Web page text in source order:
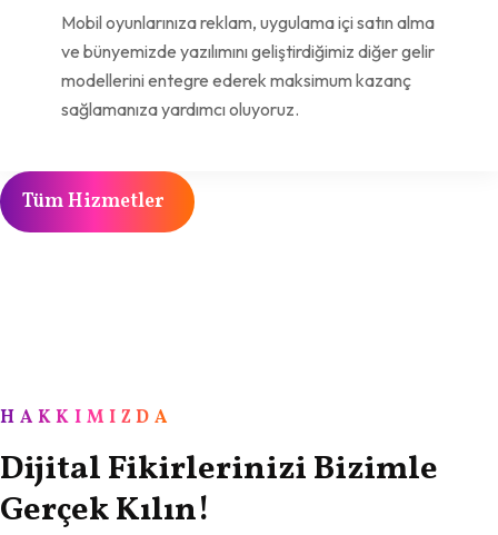
Mobil oyunlarınıza reklam, uygulama içi satın alma
ve bünyemizde yazılımını geliştirdiğimiz diğer gelir
modellerini entegre ederek maksimum kazanç
sağlamanıza yardımcı oluyoruz.
Tüm Hizmetler
HAKKIMIZDA
Dijital Fikirlerinizi Bizimle
Gerçek Kılın!